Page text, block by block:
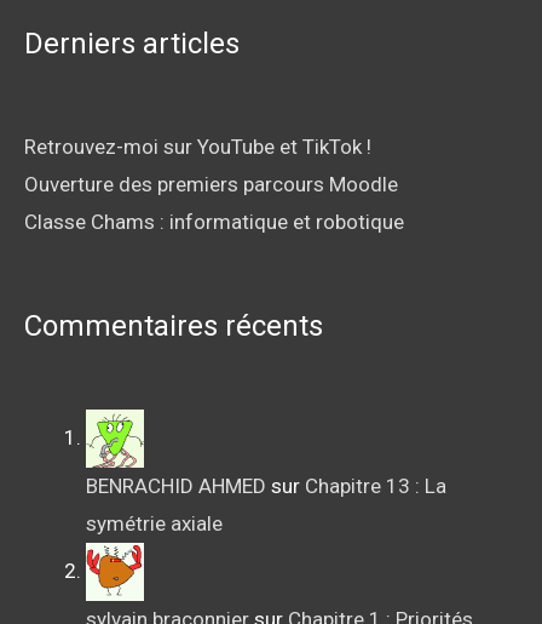
Derniers articles
Retrouvez-moi sur YouTube et TikTok !
Ouverture des premiers parcours Moodle
Classe Chams : informatique et robotique
Commentaires récents
BENRACHID AHMED sur Chapitre 13 : La
symétrie axiale